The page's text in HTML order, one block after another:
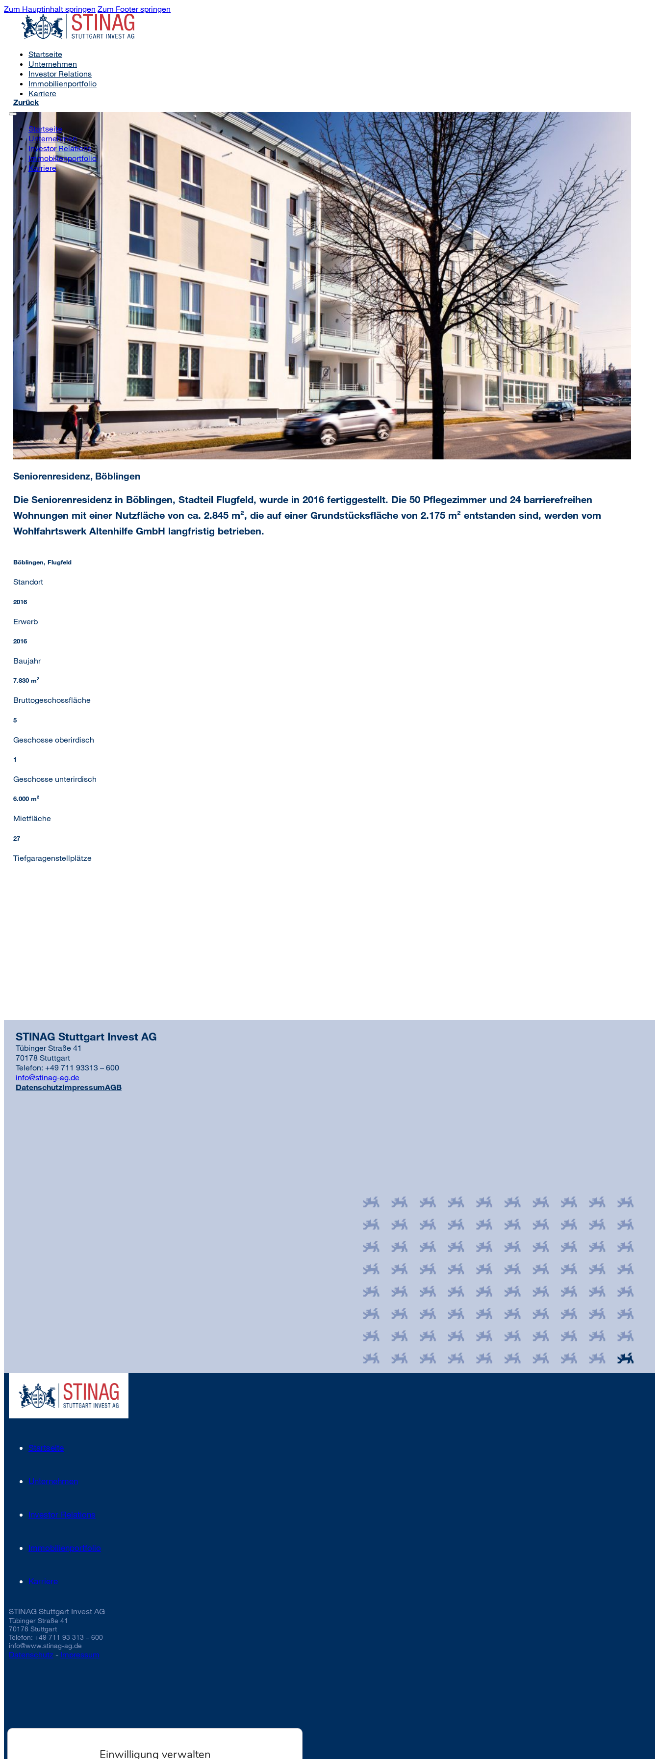
Zum Hauptinhalt springen Zum Footer springen
Startseite
Unternehmen
Investor Relations
Immobilienportfolio
Karriere
Startseite
Unternehmen
Investor Relations
Immobilienportfolio
Karriere
Seniorenresidenz, Böblingen
Die Seniorenresidenz in Böblingen, Stadteil Flugfeld, wurde in 2016 fertiggestellt. Die 50 Pflegezimmer und 24 barrierefreihen
Wohnungen mit einer Nutzfläche von ca. 2.845 m², die auf einer Grundstücksfläche von 2.175 m² entstanden sind, werden vom
Wohlfahrtswerk Altenhilfe GmbH langfristig betrieben.
Böblingen, Flugfeld
Standort
2016
Erwerb
2016
Baujahr
7.830 m²
Bruttogeschossfläche
5
Geschosse oberirdisch
1
Geschosse unterirdisch
6.000 m²
Mietfläche
27
Tiefgaragenstellplätze
Zurück
STINAG Stuttgart Invest AG
Tübinger Straße 41
70178 Stuttgart
Telefon: +49 711 93313 – 600
info@stinag-ag.de
DatenschutzImpressumAGB
Einwilligung verwalten
Startseite
Unternehmen
Investor Relations
Immobilienportfolio
Karriere
STINAG Stuttgart Invest AG
Tübinger Straße 41
70178 Stuttgart
Telefon: +49 711 93 313 – 600
info@www.stinag-ag.de
Datenschutz - Impressum